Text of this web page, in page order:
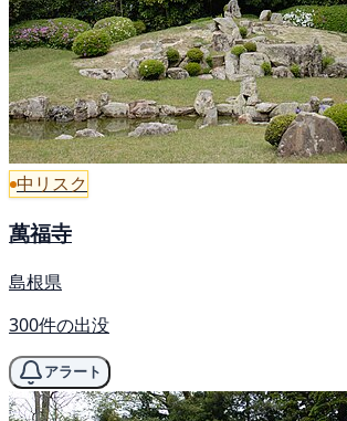
中リスク
萬福寺
島根県
300件の出没
アラート